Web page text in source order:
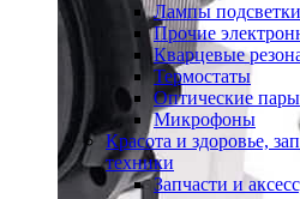
Лампы
Прочие
Кварцевые
Термостаты
Оптические пары
Микрофоны
Красота и здоровье,
техники
Запчасти и